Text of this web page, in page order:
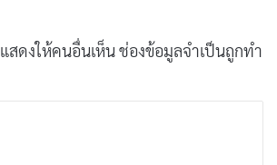
ระวัติ Yume Nishimiya นางเอก AV ญี่ปุ่นชื่อดัง
เผยแพร่เมื่อ: 1 สัปดาห์ ที่ผ่านมา
สดงให้คนอื่นเห็นช่องข้อมูลจำเป็นถูกทำ